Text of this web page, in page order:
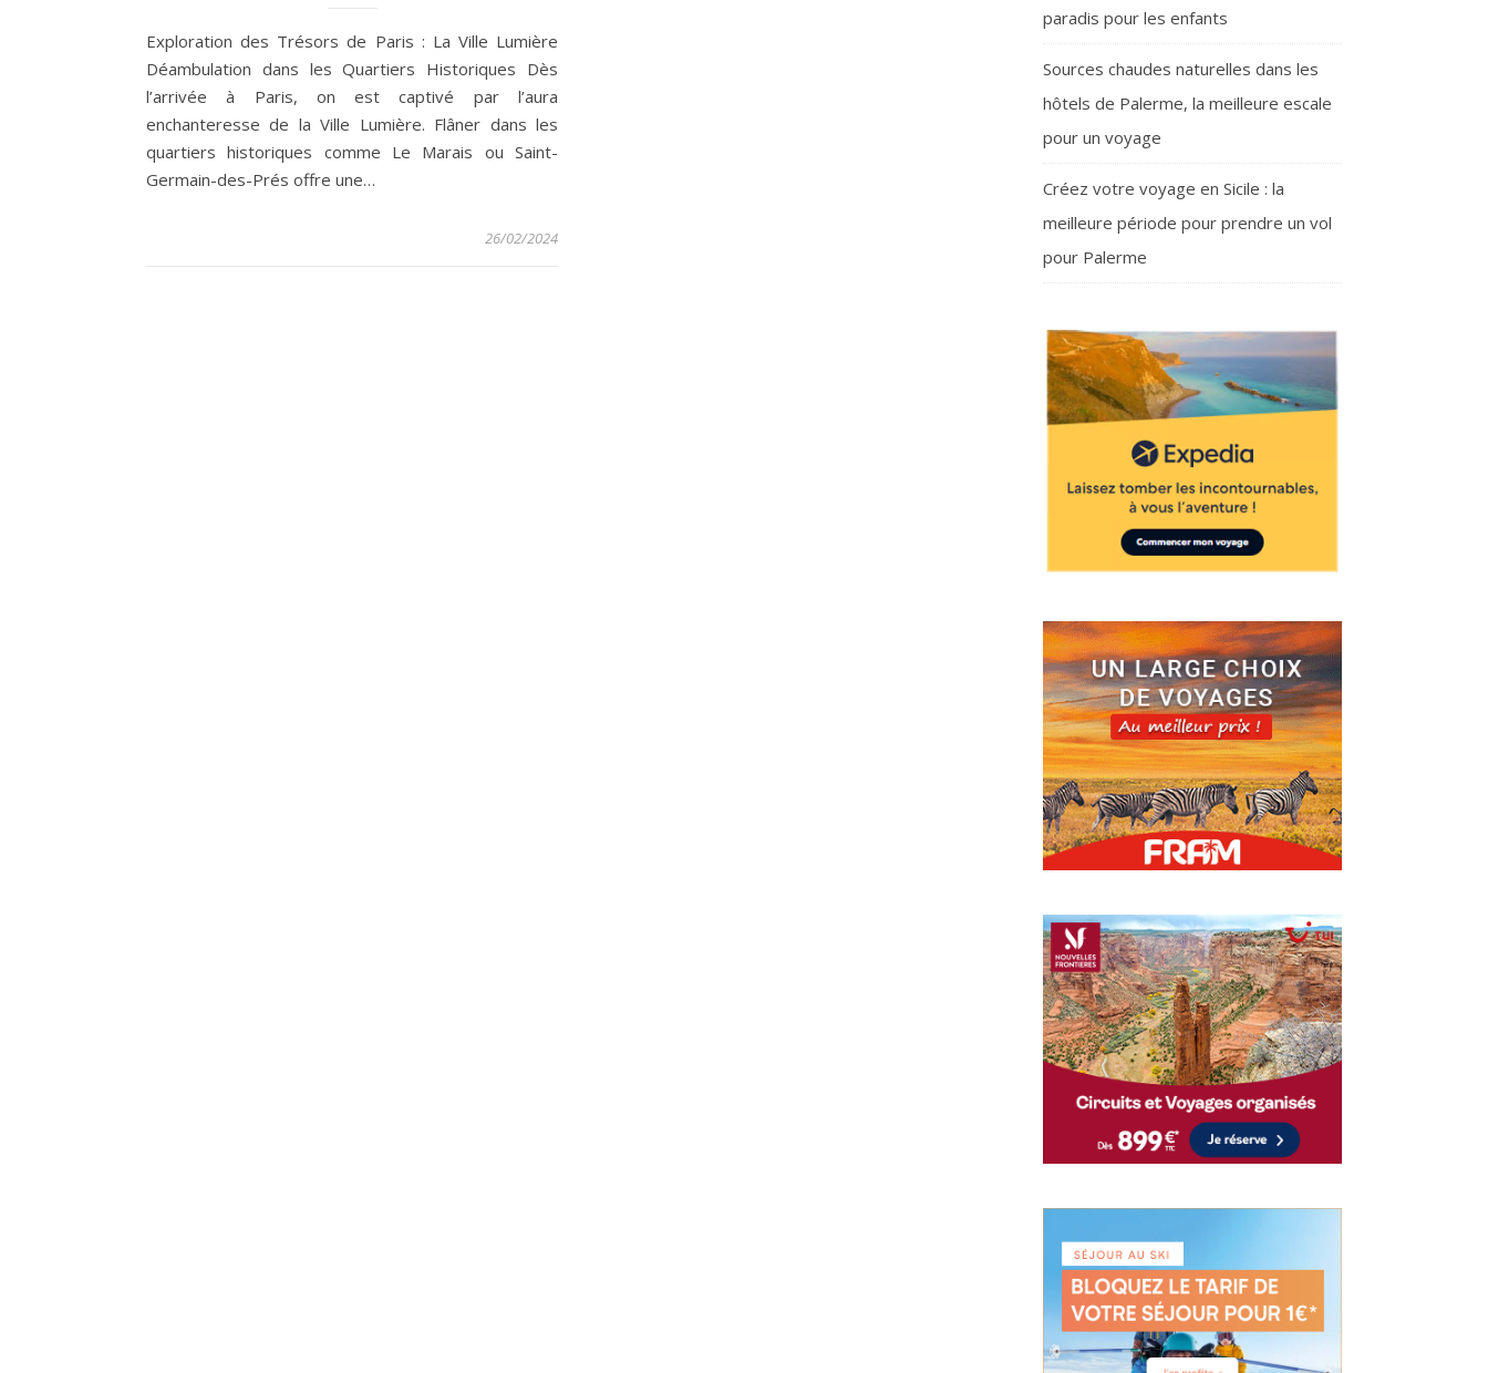
Exploration des Trésors de Paris : La Ville Lumière
Déambulation dans les Quartiers Historiques Dès
l’arrivée à Paris, on est captivé par l’aura
enchanteresse de la Ville Lumière. Flâner dans les
quartiers historiques comme Le Marais ou Saint-
Germain-des-Prés offre une…
26/02/2024
paradis pour les enfants
Sources chaudes naturelles dans les
hôtels de Palerme, la meilleure escale
pour un voyage
Créez votre voyage en Sicile : la
meilleure période pour prendre un vol
pour Palerme